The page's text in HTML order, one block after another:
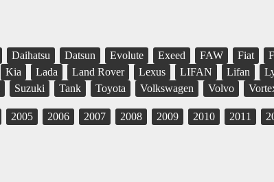
Daihatsu Datsun Evolute Exeed FAW Fiat
Kia Lada Land Rover Lexus LIFAN Lifan
Suzuki Tank Toyota Volkswagen Volvo
2005 2006 2007 2008 2009 2010 2011